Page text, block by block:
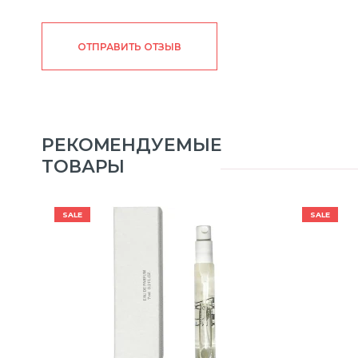
ОТПРАВИТЬ ОТЗЫВ
РЕКОМЕНДУЕМЫЕ
ТОВАРЫ
SALE SALE